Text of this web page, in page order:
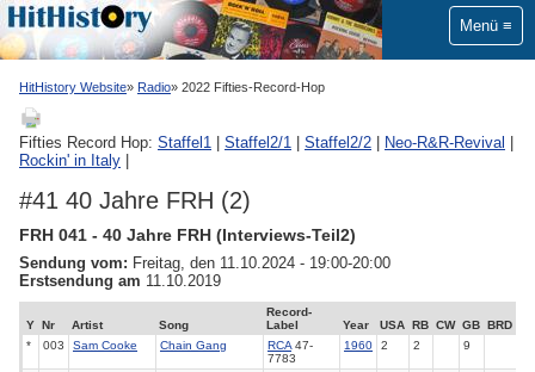
Menü
HitHistory Website Radio 2022 Fifties-Record-Hop
Fifties Record Hop: Staffel1 Staffel2/1 Staffel2/2 Neo-R&R-Revival
Rockin' in Italy
#41 40 Jahre FRH (2)
FRH 041 - 40 Jahre FRH (Interviews-Teil2)
Sendung vom: Freitag, den 11.10.2024 - 19:00-20:00
Erstsendung am 11.10.2019
Y Nr Artist Song
Record-
Label
Year USA RB CW GB BRD
*
003 Sam Cooke Chain Gang RCA 47-
7783
1960 2 2 9